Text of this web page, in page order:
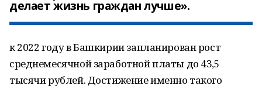
делает жизнь граждан лучше».
к 2022 году в Башкирии запланирован рост
среднемесячной заработной платы до 43,5
тысячи рублей. Достижение именно такого